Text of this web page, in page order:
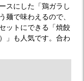
スにした「鶏ガラし
麺で味わえるので、
ットにできる「焼餃
」も人気です。合わ